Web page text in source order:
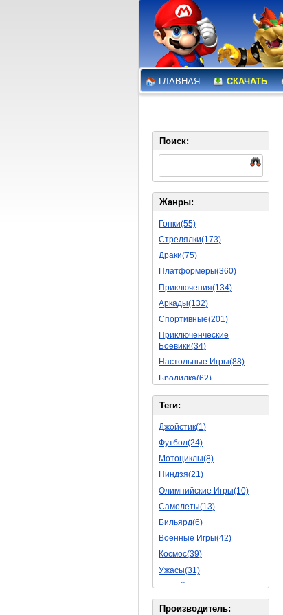
ГЛАВНАЯ СКАЧАТЬ
Поиск:
Жанры:
Гонки(55)
Стрелялки(173)
Драки(75)
Платформеры(360)
Приключения(134)
Аркады(132)
Спортивные(201)
Приключенческие
Боевики(34)
Настольные Игры(88)
Бродилка(62)
Стратегии(77)
Боевые RPG(50)
Симуляторы(31)
Леталки(24)
Симуляторы Жизни(76)
Уникальный(29)
Логические Игры(35)
Азартные(45)
Ролевые Игры(176)
Боевик(10)
Головоломка(11)
Rpg(14)
Пошаговые Игры(22)
Пазлы(82)
Теги:
Джойстик(1)
Футбол(24)
Мотоциклы(8)
Ниндзя(21)
Олимпийские Игры(10)
Самолеты(13)
Бильярд(6)
Военные Игры(42)
Космос(39)
Ужасы(31)
Хоккей(7)
Вертолет(13)
Производитель: